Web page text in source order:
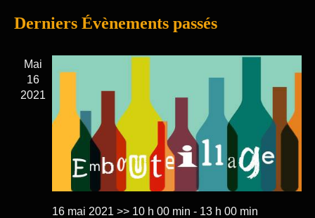
date.
Derniers Évènements passés
Mai
16
2021
16 mai 2021 >> 10 h 00 min - 13 h 00 min